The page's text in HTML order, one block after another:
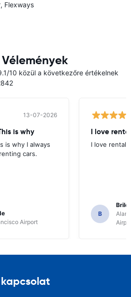
Flexways
10 közül a következőre értékelnek
13-07-2026
is why
is why I always
cars.
Airport
I love
I love rental
B